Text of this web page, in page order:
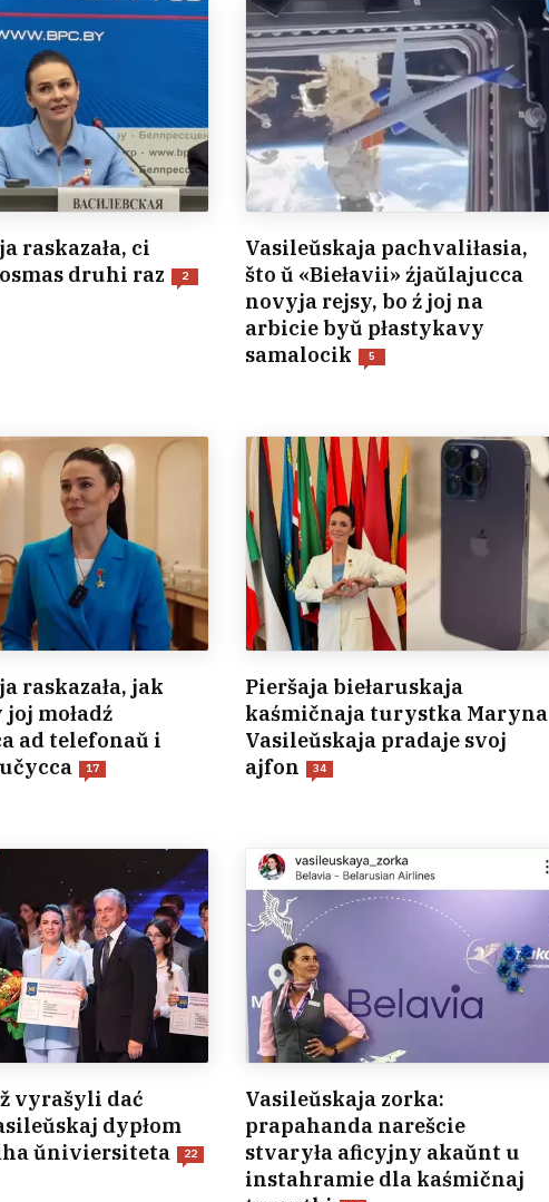
raskazała, ci
druhi raz
2
Vasileŭskaja pachvaliłasia,
što ŭ «Biełavii» źjaŭlajucca
novyja rejsy, bo ź joj na
arbicie byŭ płastykavy
samalocik
5
raskazała, jak
moładź
ad telefonaŭ i
17
Pieršaja biełaruskaja
kaśmičnaja turystka Maryna
Vasileŭskaja pradaje svoj
ajfon
34
vyrašyli dać
dypłom
ŭniviersiteta
22
Vasileŭskaja zorka:
prapahanda narešcie
stvaryła aficyjny akaŭnt u
instahramie dla kaśmičnaj